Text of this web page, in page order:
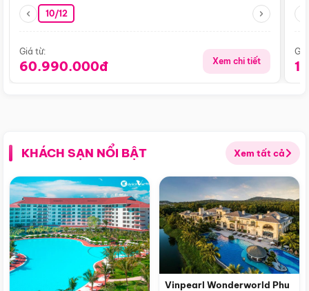
10/12
Giá từ:
60.990.000đ Xem chi tiết
KHÁCH SẠN NỔI BẬT Xem tất cả
Vinpearl Wonderworld Phu